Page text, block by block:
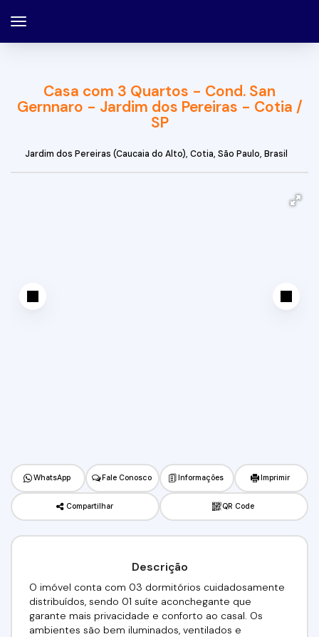
Casa com 3 Quartos - Cond. San
Gernnaro - Jardim dos Pereiras - Cotia /
SP
Jardim dos Pereiras (Caucaia do Alto), Cotia, São Paulo, Brasil
WhatsApp Fale Conosco Informações Imprimir
Compartilhar QR Code
Descrição
O imóvel conta com 03 dormitórios cuidadosamente
distribuídos, sendo 01 suíte aconchegante que
garante mais privacidade e conforto ao casal. Os
ambientes são bem iluminados, ventilados e